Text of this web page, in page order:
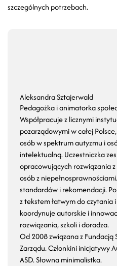
szczególnych potrzebach.
Aleksandra Sztajerwald
Pedagożka i animatorka
Współpracuje z licznymi
pozarządowymi w całej
osób w spektrum autyzmu i
intelektualną. Uczestniczka
opracowujących rozwiązania
osób z
standardów i rekomendacji.
z tekstem łatwym do
koordynuje autorskie i
rozwiązania, szkoli i doradza.
Od 2008 związana z Fundacją
Zarządu. Członkini inicjatywy
ASD. Słowna minimalistka.